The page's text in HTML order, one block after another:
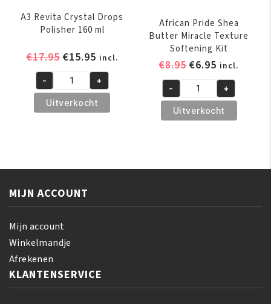
A3 Revita Crystal Drops
Polisher 160 ml
€17.95 Oorspronkelijke
was:
€17.95.
€15.95Huidige
prijs
is:
€15.95.
incl.
A3
Revita
Crystal
aantal
- +
Uitverkocht
African Pride Shea
Butter Miracle Texture
Softening Kit
€8.95
was:
€8.95.
€6.95 Huidige
prijs
is:
€6.95.
incl.
African
Pride
Shea
Texture
aantal
- +
Uitverkocht
MIJN ACCOUNT
Mijn account
Winkelmandje
Afrekenen
KLANTENSERVICE